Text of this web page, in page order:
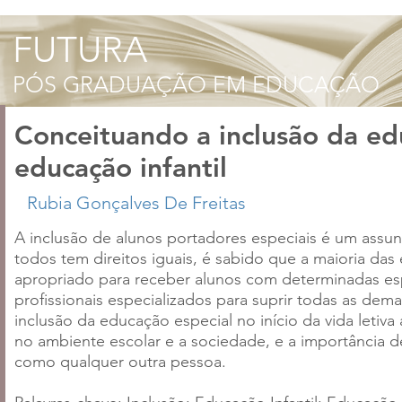
Conceituando a inclusão da
educação infantil
A inclusão de alunos portadores especiais é um
todos tem direitos iguais, é sabido que a maioria
apropriado para receber alunos com determinadas
profissionais especializados para suprir todas as
inclusão da educação especial no início da vida
no ambiente escolar e a sociedade, e a importância
como qualquer outra pessoa.